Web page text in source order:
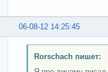
06-08-12 14:25:45
Rorschach пишет: